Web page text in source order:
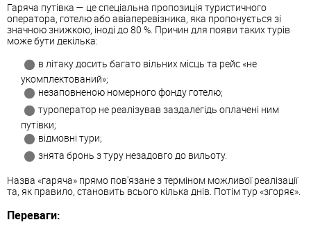
Гаряча путівка — це спеціальна пропозиція туристичного
оператора, готелю або авіаперевізника, яка пропонується зі
значною знижкою, іноді до 80 %. Причин для появи таких турів
може бути декілька:
в літаку досить багато вільних місць та рейс «не
укомплектований»;
незаповненою номерного фонду готелю;
туроператор не реалізував заздалегідь оплачені ним
путівки;
відмовні тури;
знята бронь з туру незадовго до вильоту.
Назва «гаряча» прямо пов'язане з терміном можливої реалізації
та, як правило, становить всього кілька днів. Потім тур «згоряє».
Переваги: